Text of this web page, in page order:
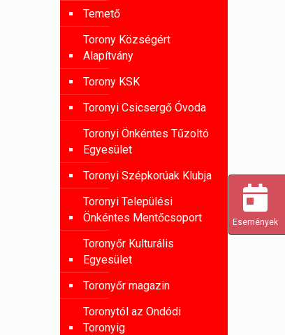
Temető
Torony Községért
Alapítvány
Torony KSK
Toronyi Csicsergő Óvoda
Toronyi Önkéntes Tűzoltó
Egyesület
Toronyi Szépkorúak Klubja
Toronyi Települési
Önkéntes Mentőcsoport
Toronyőr Kulturális
Egyesület
Toronyőr magazin
Toronytól az Ondódi
Toronyig
Események